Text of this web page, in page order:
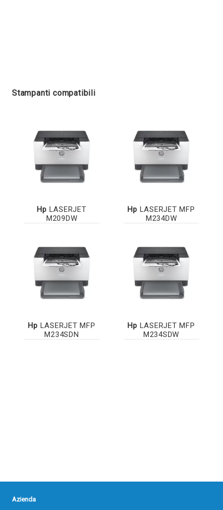
Stampanti compatibili
Hp LASERJET
M209DW
Hp LASERJET MFP
M234DW
Hp LASERJET MFP
M234SDN
Hp LASERJET MFP
M234SDW
Azienda